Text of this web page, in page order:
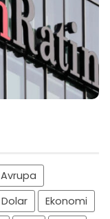
Avrupa
Dolar
Ekonomi